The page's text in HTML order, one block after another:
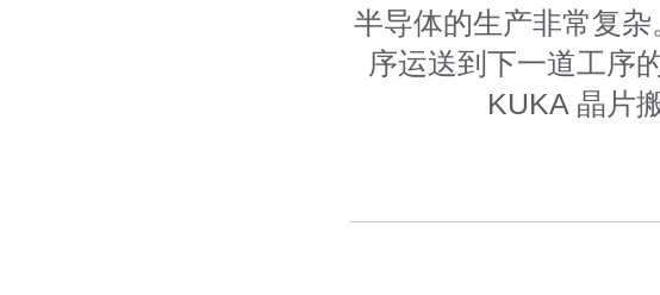
半导体的生产非常复
序运送到下一道工序
KUKA 晶片